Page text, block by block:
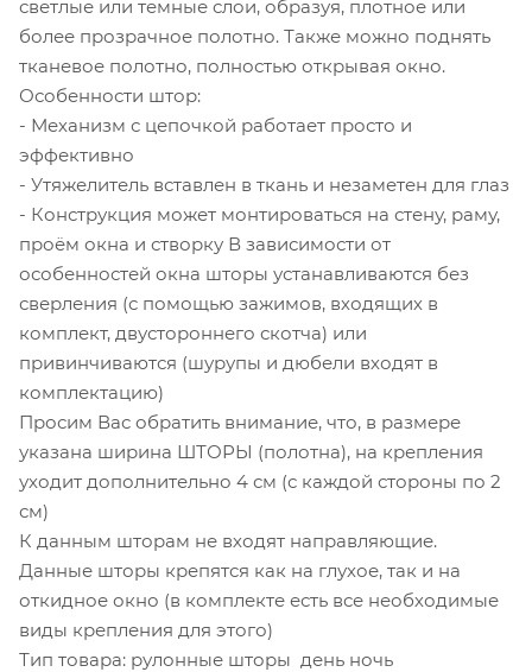
светлые или темные слои, образуя, плотное или
более прозрачное полотно. Также можно поднять
тканевое полотно, полностью открывая окно.
Особенности штор:
- Механизм с цепочкой работает просто и
эффективно
- Утяжелитель вставлен в ткань и незаметен для глаз
- Конструкция может монтироваться на стену, раму,
проём окна и створку В зависимости от
особенностей окна шторы устанавливаются без
сверления (с помощью зажимов, входящих в
комплект, двустороннего скотча) или
привинчиваются (шурупы и дюбели входят в
комплектацию)
Просим Вас обратить внимание, что, в размере
указана ширина ШТОРЫ (полотна), на крепления
уходит дополнительно 4 см (с каждой стороны по 2
см)
К данным шторам не входят направляющие.
Данные шторы крепятся как на глухое, так и на
откидное окно (в комплекте есть все необходимые
виды крепления для этого)
Тип товара: рулонные шторы день ночь